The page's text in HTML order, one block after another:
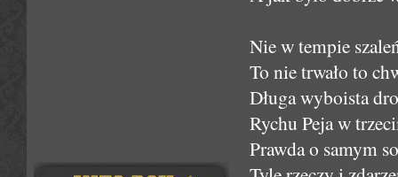
Nie w tempie
To nie trwało to
Długa wyboista
Rychu Peja w
Prawda o samym